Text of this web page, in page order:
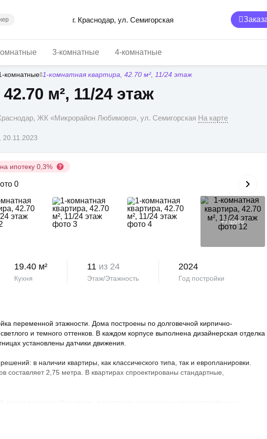
г. Краснодар, ул. Семигорская
3-комнатные 4-комнатные
комнатные 1-комнатная квартира, 42.70 м², 11/24 этаж
м², 11/24 этаж
ЖК «Микрорайон Любимово», ул. Семигорская На карте
20.11.2023
ипотеку 0,3%
+7 фото
19.40 м²
Кухня
11 из 24
Этаж/Этажность
2024
Год постройки
переменной этажности. Дома построены по долговечной кирпично-
и темного оттенков. В каждом корпусе выполнена дизайнерская отделка
установлены датчики движения.
в наличии квартиры, как классического типа, так и европланировки.
составляет 2,75 метра. В квартирах спроектированы стандартные,
Придомовая территория благоустроена, на ней проведено озеленение по
ландшафтный дизайн. Во дворе расположены детские и спортивные
видов спорта, зоны отдыха с беседками, спроектирован бульвар и